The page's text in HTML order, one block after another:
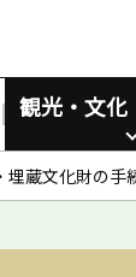
観光・文化
埋蔵文化財の手